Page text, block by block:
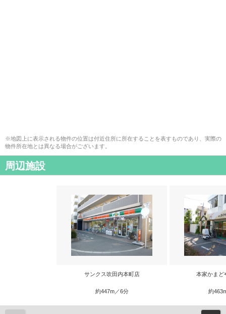
※地図上に表示される物件の位置は付近住所に所在することを表すものであり、実際の
物件所在地とは異なる場合がございます。
周辺施設
サンクス吹田内本町店
約447m／6分
本家かまど
約